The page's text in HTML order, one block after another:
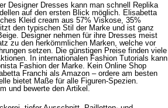
Designer Dresses kann man schnell Replika
auf den ersten Blick möglich. Elisabetta
Kleid cream aus 57% Viskose, 35%
den typischen Stil der Marke und ist ganz
Designer nehmen für ihre Dresses meist
zu den herkömmlichen Marken, welche vor
setzen. Die günstigen Preise finden viele
In internationalen Fashion Tutorials kann
Fashion der Marke. Kein Online Shop
Franchi als Amazon – ordere am besten
bietet Maße für alle Figuren-Spezien.
und bewerte den Artikel.